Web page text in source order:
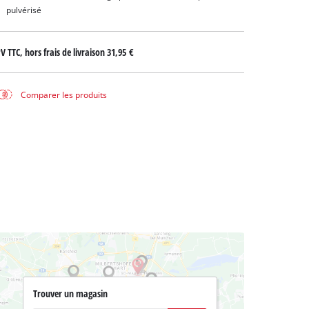
pulvérisé
TTC, hors frais de livraison31,95 €
Comparer les produits
Trouver un magasin